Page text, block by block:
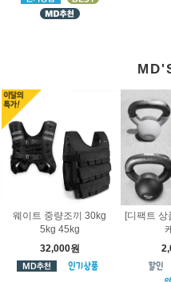
웨이트 중량조끼 30kg
5kg 45kg
32,000원
[디팩트 상